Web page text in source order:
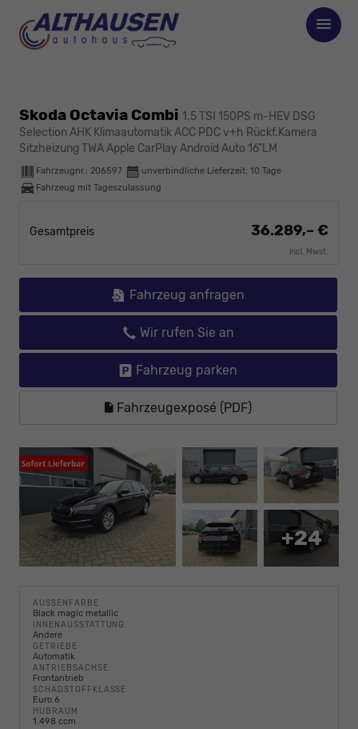
Skoda Octavia Combi 1.5 TSI 150PS m-HEV DSG
Selection AHK Klimaautomatik ACC PDC v+h Rückf.Kamera
Sitzheizung TWA Apple CarPlay Android Auto 16"LM
Fahrzeugnr.: 206597 unverbindliche Lieferzeit: 10 Tage
Fahrzeug mit Tageszulassung
Gesamtpreis 36.289,– €
incl. Mwst.
Fahrzeug anfragen
Wir rufen Sie an
Fahrzeug parken
Fahrzeugexposé (PDF)
+24
AUSSENFARBE
Black magic metallic
INNENAUSSTATTUNG
Andere
GETRIEBE
Automatik
ANTRIEBSACHSE
Frontantrieb
SCHADSTOFFKLASSE
Euro 6
HUBRAUM
1.498 ccm